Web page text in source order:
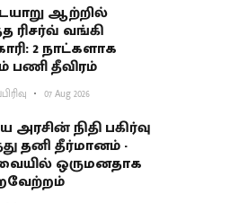
ஆற்றில்
ரிசர்வ் வங்கி
2 நாட்களாக
பணி தீவிரம்
07 Aug 2026
அரசின் நிதி பகிர்வு
தனி தீர்மானம் -
ஒருமனதாக